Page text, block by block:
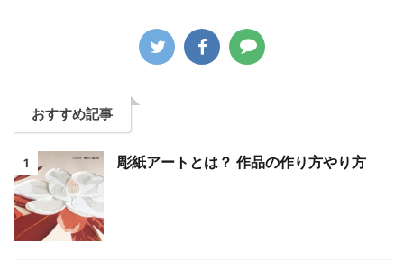
おすすめ記事
1 彫紙アートとは？ 作品の作り方やり方